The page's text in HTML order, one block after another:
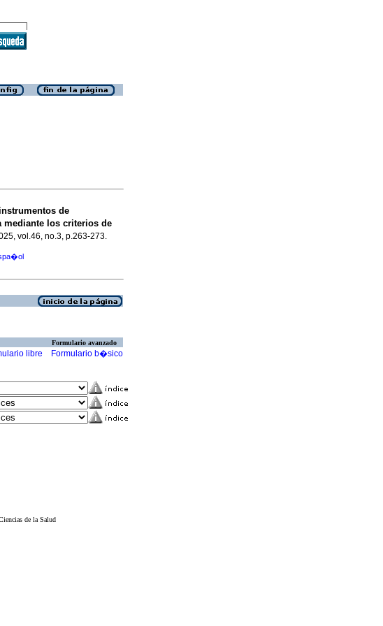
de
los criterios de
vol.46, no.3, p.263-273.
Formulario avanzado
libre Formulario b�sico
de la Salud